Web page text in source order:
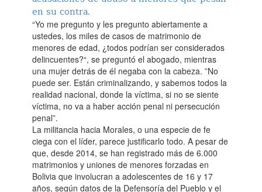
en su contra.‌
“Yo me pregunto y les pregunto abiertamente a
ustedes, los miles de casos de matrimonio de
menores de edad, ¿todos podrían ser considerados
delincuentes?“, se preguntó el abogado, mientras
una mujer detrás de él negaba con la cabeza. ”No
puede ser. Están criminalizando, y sabemos todos la
realidad nacional, donde la víctima, si no se siente
víctima, no va a haber acción penal ni persecución
penal”.‌
La militancia hacia Morales, o una especie de fe
ciega con el líder, parece justificarlo todo. A pesar de
que, desde 2014, se han registrado más de 6.000
matrimonios y uniones de menores forzadas en
Bolivia que involucran a adolescentes de 16 y 17
años, según datos de la Defensoría del Pueblo y el